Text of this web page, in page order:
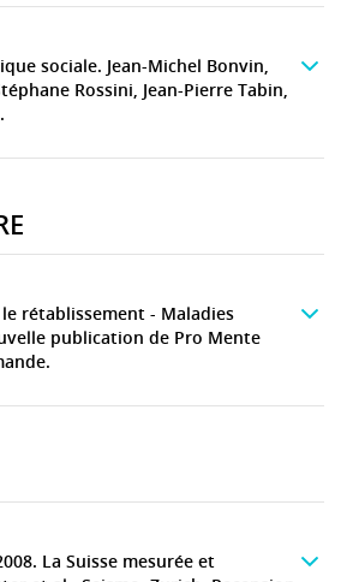
sociale. Jean-Michel Bonvin,
Rossini, Jean-Pierre Tabin,
le rétablissement - Maladies
publication de Pro Mente
La Suisse mesurée et